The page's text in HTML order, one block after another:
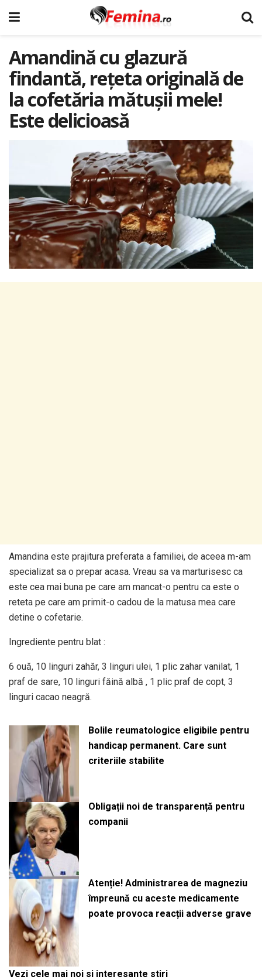
Amandină cu glazură
findantă, rețeta originală de
la cofetăria mătușii mele!
Este delicioasă
Amandina este prajitura preferata a familiei, de aceea m-am
specializat sa o prepar acasa. Vreau sa va marturisesc ca
este cea mai buna pe care am mancat-o pentru ca este o
reteta pe care am primit-o cadou de la matusa mea care
detine o cofetarie.
Ingrediente pentru blat :
6 ouă, 10 linguri zahăr, 3 linguri ulei, 1 plic zahar vanilat, 1
praf de sare, 10 linguri făină albă , 1 plic praf de copt, 3
linguri cacao neagră.
Bolile reumatologice eligibile pentru
handicap permanent. Care sunt
criteriile stabilite
Obligații noi de transparență pentru
companii
Atenție! Administrarea de magneziu
împreună cu aceste medicamente
poate provoca reacții adverse grave
Vezi cele mai noi si interesante stiri